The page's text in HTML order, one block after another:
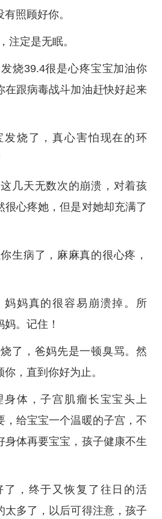
照顾好你。
注定是无眠。
烧39.4很是心疼宝宝加油你
在跟病毒战斗加油赶快好起来
发烧了，真心害怕现在的环
几天无数次的崩溃，对着孩
很心疼她，但是对她却充满了
生病了，麻麻真的很心疼，
妈妈真的很容易崩溃掉。所
。记住！
了，爸妈先是一顿臭骂。然
，直到你好为止。
身体，子宫肌瘤长宝宝头上
，给宝宝一个温暖的子宫，不
身体再要宝宝，孩子健康不生
了，终于又恢复了往日的活
太多了，以后可得注意，孩子